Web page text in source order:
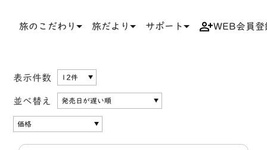
旅のこだわり 旅だより サポート WEB会員登
表示件数
並べ替え